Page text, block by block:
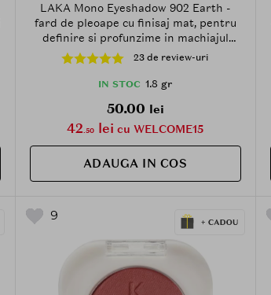
LAKA Mono Eyeshadow 902 Earth -
fard de pleoape cu finisaj mat, pentru
definire si profunzime in machiajul
ochilor - 1.8 g
23 de review-uri
IN STOC 1.8 gr
50.00 lei
42.50 lei cu WELCOME15
ADAUGA IN COS
9